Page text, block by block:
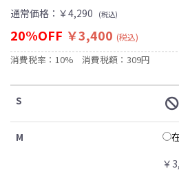
通常価格： ￥4,290 (税込)
20%OFF ￥3,400 (税込)
消費税率：10% 消費税額：309円
S
M
￥